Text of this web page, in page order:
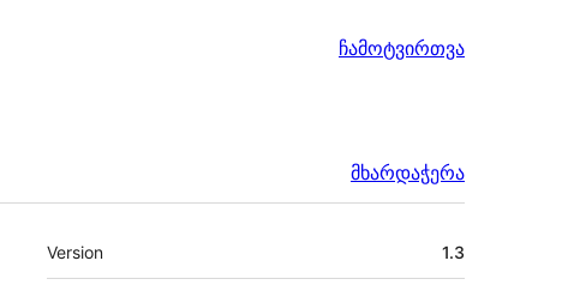
ჩამოტვირთვა
მხარდაჭერა
მეტა
Version 1.3